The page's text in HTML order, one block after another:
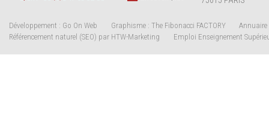
Développement : Go On Web Graphisme : The Fibonacci FACTORY
Annuaire
Référencement naturel (SEO) par HTW-Marketing
Emploi Enseignement